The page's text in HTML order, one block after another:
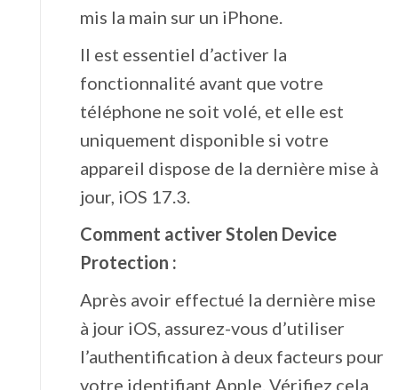
mis la main sur un iPhone.
Il est essentiel d’activer la
fonctionnalité avant que votre
téléphone ne soit volé, et elle est
uniquement disponible si votre
appareil dispose de la dernière mise à
jour, iOS 17.3.
Comment activer Stolen Device
Protection :
Après avoir effectué la dernière mise
à jour iOS, assurez-vous d’utiliser
l’authentification à deux facteurs pour
votre identifiant Apple. Vérifiez cela